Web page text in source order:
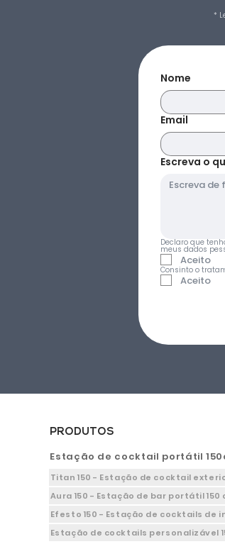
*
Nome
Email
Escreva o
Declaro que
meus dados
Aceito
Consinto o
Aceito
PRODUTOS
Estação de cocktail portátil
Titan 150 - Estação de cocktail
Aura 150 - Estação de bar portátil 150
Efesto 150 - Estação de cocktails de
Estação de cocktails personalizável